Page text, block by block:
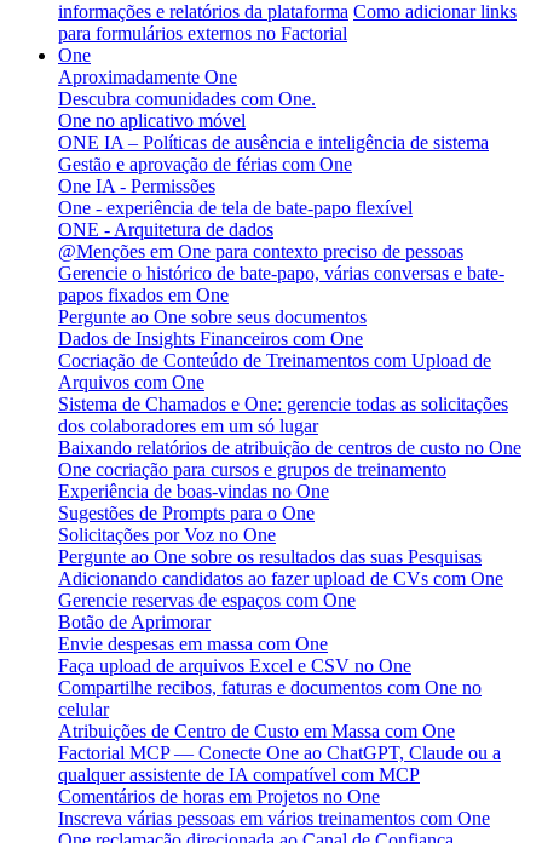
informações e relatórios da plataforma Como adicionar links
para formulários externos no Factorial
One
Aproximadamente One
Descubra comunidades com One.
One no aplicativo móvel
ONE IA – Políticas de ausência e inteligência de sistema
Gestão e aprovação de férias com One
One IA - Permissões
One - experiência de tela de bate-papo flexível
ONE - Arquitetura de dados
@Menções em One para contexto preciso de pessoas
Gerencie o histórico de bate-papo, várias conversas e bate-
papos fixados em One
Pergunte ao One sobre seus documentos
Dados de Insights Financeiros com One
Cocriação de Conteúdo de Treinamentos com Upload de
Arquivos com One
Sistema de Chamados e One: gerencie todas as solicitações
dos colaboradores em um só lugar
Baixando relatórios de atribuição de centros de custo no One
One cocriação para cursos e grupos de treinamento
Experiência de boas-vindas no One
Sugestões de Prompts para o One
Solicitações por Voz no One
Pergunte ao One sobre os resultados das suas Pesquisas
Adicionando candidatos ao fazer upload de CVs com One
Gerencie reservas de espaços com One
Botão de Aprimorar
Envie despesas em massa com One
Faça upload de arquivos Excel e CSV no One
Compartilhe recibos, faturas e documentos com One no
celular
Atribuições de Centro de Custo em Massa com One
Factorial MCP — Conecte One ao ChatGPT, Claude ou a
qualquer assistente de IA compatível com MCP
Comentários de horas em Projetos no One
Inscreva várias pessoas em vários treinamentos com One